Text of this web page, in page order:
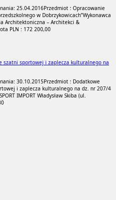
25.04.2016Przedmiot : Opracowanie
w Dobrzykowicach”Wykonawca
Architektoniczna – Architekci &
PLN : 172 200,00
szatni sportowej i zaplecza kulturalnego na
30.10.2015Przedmiot : Dodatkowe
i zaplecza kulturalnego na dz. nr 207/4
IMPORT Władysław Skiba (ul.